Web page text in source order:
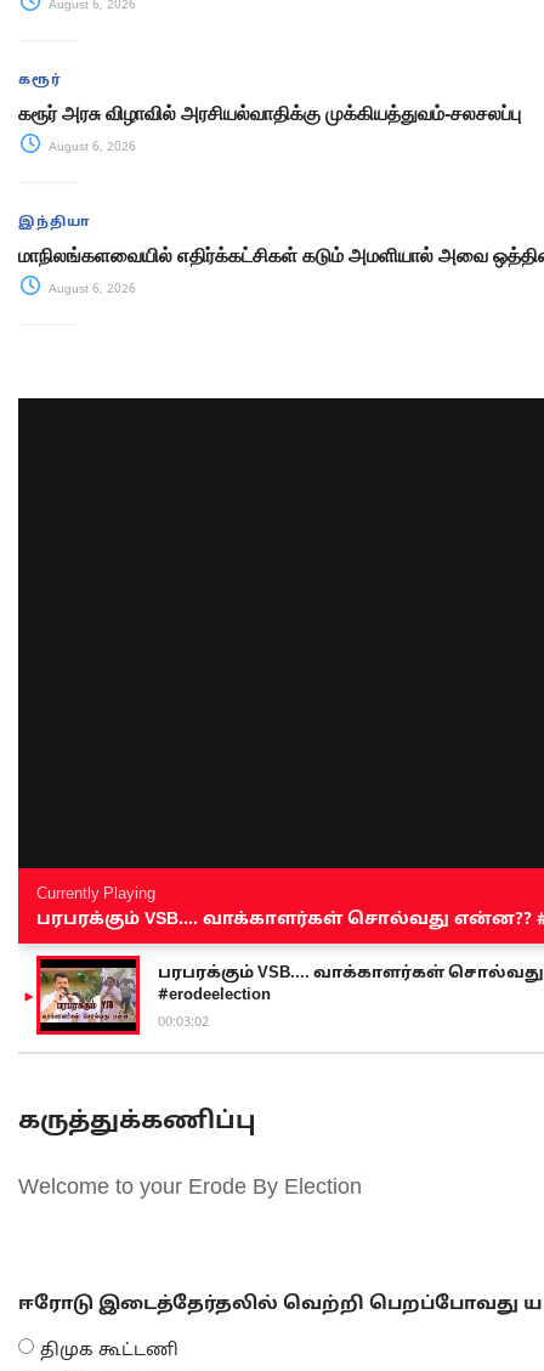
August 6, 2026
கரூர்
கரூர் அரசு விழாவில் அரசியல்வாதிக்கு முக்கியத்துவம்-சலசலப்பு
August 6, 2026
இந்தியா
மாநிலங்களவையில் எதிர்க்கட்சிகள் கடும் அமளியால் அவை
August 6, 2026
Currently Playing
பரபரக்கும் VSB.... வாக்காளர்கள் சொல்வது என்ன??
பரபரக்கும் VSB.... வாக்காளர்கள் சொல்வது
#erodeelection
00:03:02
கருத்துக்கணிப்பு
Welcome to your Erode By Election
ஈரோடு இடைத்தேர்தலில் வெற்றி பெறப்போவது
திமுக கூட்டணி